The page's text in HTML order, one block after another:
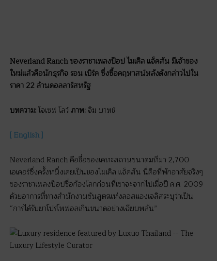
Neverland Ranch ของราชาเพลงป๊อป ไมเคิล แจ็คสัน มีเจ้าของ
ใหม่แล้วคือนักธุรกิจ รอน เบิร์ค ซึ่งซื้อคฤหาสน์หลังดังกล่าวไปใน
ราคา 22 ล้านดอลลาร์สหรัฐ
บทความ:โจเซฟ โลว์ ภาพ: จิม บาทช์
[ English ]
Neverland Ranch คือชื่อของเคหะสถานขนาดมหึมา 2,700
เอเคอร์ซึ่งครั้งหนึ่งเคยเป็นของไมเคิล แจ็คสัน นี่คือที่พักอาศัยจริงๆ
ของราชาเพลงป๊อปชื่อก้องโลกก่อนที่เขาจะจากไปเมื่อปี ค.ศ. 2009
ด้วยอาการที่ทางสำนักงานชันสูตรแห่งลอสแองเจลิสระบุว่าเป็น
“การได้รับยาโปรโพฟอลเกินขนาดอย่างเฉียบพลัน”